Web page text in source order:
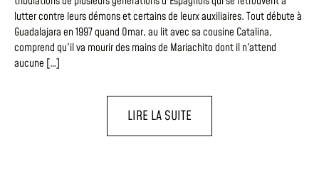
lutter contre leurs démons et certains de leurx auxiliaires. Tout débute à
Guadalajara en 1997 quand Omar, au lit avec sa cousine Catalina,
comprend qu'il va mourir des mains de Mariachito dont il n'attend
aucune […]
LIRE LA SUITE